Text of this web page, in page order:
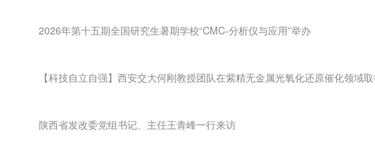
2026年第十五期全国研究生暑期学校“CMC-分析仪与应用”举办
【科技自立自强】西安交大何刚教授团队在紫精无金属光氧化还原催化领域
陕西省发改委党组书记、主任王青峰一行来访